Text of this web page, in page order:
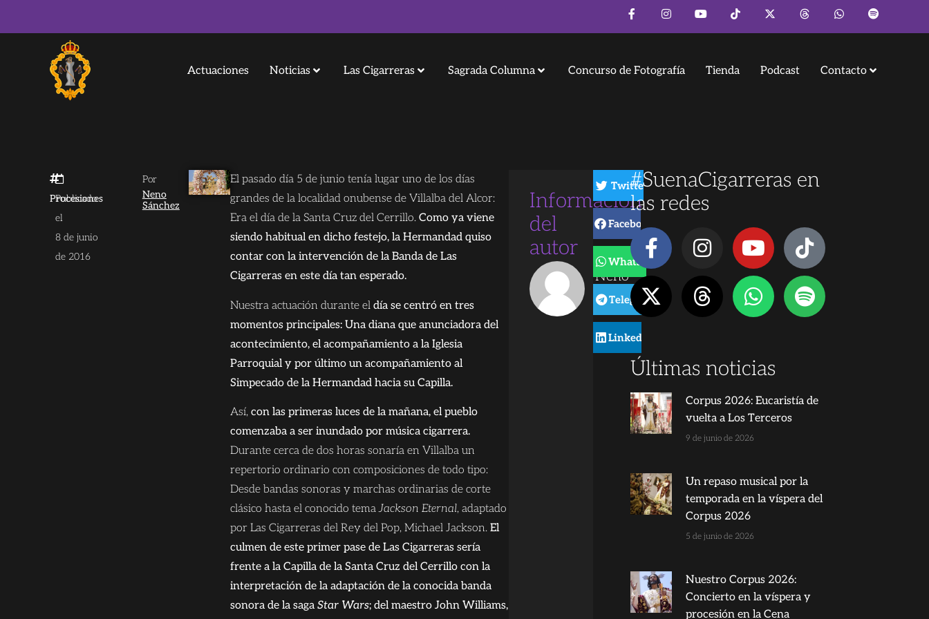
Actuaciones Noticias Las Cigarreras Sagrada Columna Concurso de Fotografía Tienda Podcast Contacto
Procesiones
Publicado
el
8 de junio
de 2016
Por
Neno
Sánchez
El pasado día 5 de junio tenía lugar uno de los días
grandes de la localidad onubense de Villalba del Alcor:
Era el día de la Santa Cruz del Cerrillo.Como ya viene
siendo habitual en dicho festejo, la Hermandad quiso
contar con la intervención de la Banda de Las
Cigarreras en este día tan esperado.
Nuestra actuación durante eldía se centró en tres
momentos principales: Una diana que anunciadora del
acontecimiento, el acompañamiento a la Iglesia
Parroquial y por último un acompañamiento al
Simpecado de la Hermandad hacia su Capilla.
Así,con las primeras luces de la mañana, el pueblo
comenzaba a ser inundado por música cigarrera.
Durante cerca de dos horas sonaría en Villalba un
repertorio ordinario con composiciones de todo tipo:
Desde bandas sonoras y marchas ordinarias de corte
clásico hasta el conocido temaJackson Eternal, adaptado
por Las Cigarreras del Rey del Pop, Michael Jackson.El
culmen de este primer pase de Las Cigarreras sería
frente a la Capilla de la Santa Cruz del Cerrillo con la
interpretación de la adaptación de la conocida banda
sonora de la sagaStar Wars; del maestro John Williams,
Información
del
autor
Neno
Sánchez
Twitter
Facebook
WhatsApp
Telegram
LinkedIn
#SuenaCigarreras en
las redes
Últimas noticias
Corpus 2026: Eucaristía de
vuelta a Los Terceros
9 de junio de 2026
Un repaso musical por la
temporada en la víspera del
Corpus 2026
5 de junio de 2026
Nuestro Corpus 2026:
Concierto en la víspera y
procesión en la Cena